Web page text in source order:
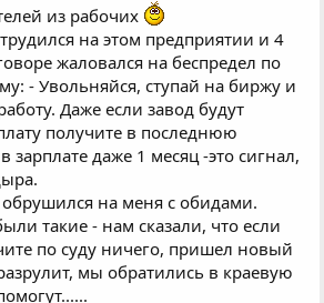
из рабочих
на этом предприятии и 4
жаловался на беспредел по
- Увольняйся, ступай на биржу и
Даже если завод будут
получите в последнюю
зарплате даже 1 месяц -это сигнал,
на меня с обидами.
такие - нам сказали, что если
по суду ничего, пришел новый
мы обратились в краевую